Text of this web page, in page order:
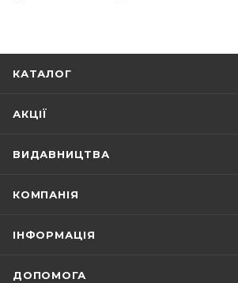
КАТАЛОГ
АКЦІЇ
ВИДАВНИЦТВА
КОМПАНІЯ
ІНФОРМАЦІЯ
ДОПОМОГА